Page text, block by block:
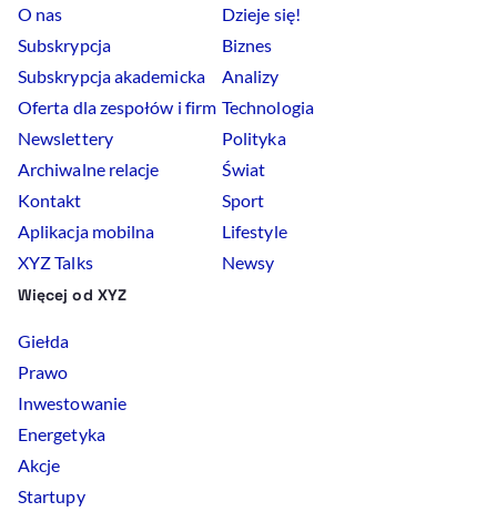
O nas
Subskrypcja
Subskrypcja akademicka
Oferta dla zespołów i firm
Newslettery
Archiwalne relacje
Kontakt
Aplikacja mobilna
XYZ Talks
Dzieje się!
Biznes
Analizy
Technologia
Polityka
Świat
Sport
Lifestyle
Newsy
Więcej od XYZ
Giełda
Prawo
Inwestowanie
Energetyka
Akcje
Startupy